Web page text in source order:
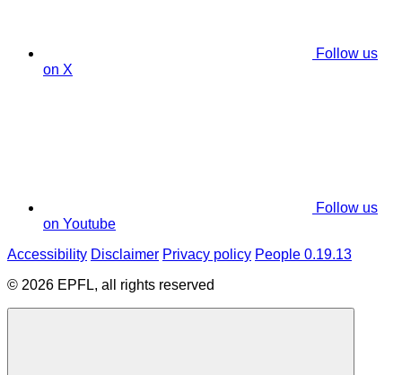
Follow us
on X
Follow us
on Youtube
Accessibility Disclaimer Privacy policy People 0.19.13
© 2026 EPFL, all rights reserved